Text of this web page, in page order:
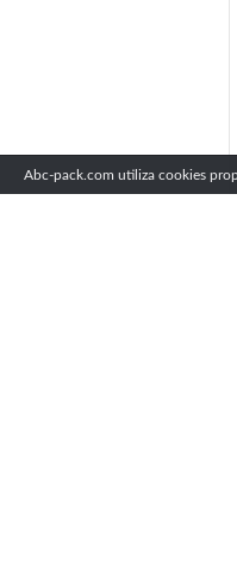
Abc-pack.com utiliza cookies